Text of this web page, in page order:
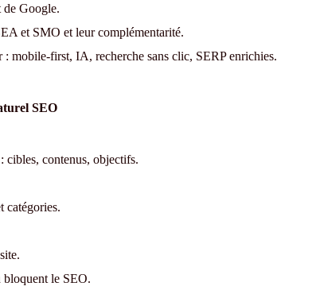
de Google.
et SMO et leur complémentarité.
mobile-first, IA, recherche sans clic, SERP enrichies.
SEO
cibles, contenus, objectifs.
catégories.
bloquent le SEO.